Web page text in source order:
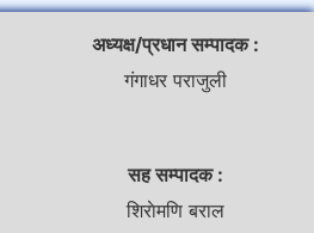
अध्यक्ष/प्रधान सम्पादक :
गंगाधर पराजुली
सह सम्पादक :
शिराेमणि बराल